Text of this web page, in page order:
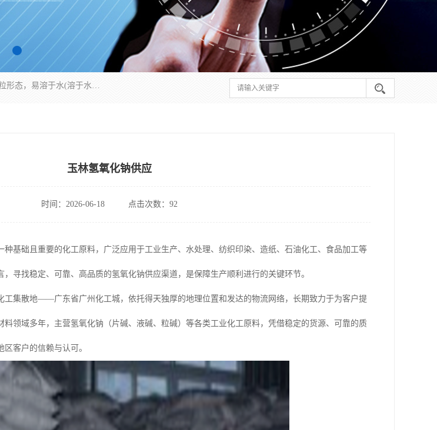
氢氧化钠化学式为NaOH，为一种具有很强腐蚀性的强碱，一般为片状或颗粒形态，易溶于水(溶于水时放热)并形成碱性溶液，另有潮解性，易吸取空气中的水蒸气(潮解)和(变质)。NaOH是化学实验室其中一种必备的化学品，亦为常见的化工品之一。纯品是无色透明的晶体。密度2.130g/cm3。熔点318.4℃。沸点1390℃。工业品含有少量的氯化和碳酸，是白色不透明的晶体。
玉林氢氧化钠供应
时间：2026-06-18 点击次数：92
基础且重要的化工原料，广泛应用于工业生产、水处理、纺织印染、造纸、石油化工、食品加工等
寻找稳定、可靠、高品质的氢氧化钠供应渠道，是保障生产顺利进行的关键环节。
工集散地——广东省广州化工城，依托得天独厚的地理位置和发达的物流网络，长期致力于为客户提
领域多年，主营氢氧化钠（片碱、液碱、粒碱）等各类工业化工原料，凭借稳定的货源、可靠的质
客户的信赖与认可。